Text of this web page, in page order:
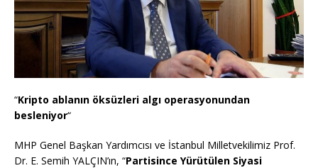
“Kripto ablanın öksüzleri algı operasyonundan
besleniyor“
MHP Genel Başkan Yardımcısı ve İstanbul Milletvekilimiz Prof.
Dr. E. Semih YALÇIN’ın, “Partisince Yürütülen Siyasi